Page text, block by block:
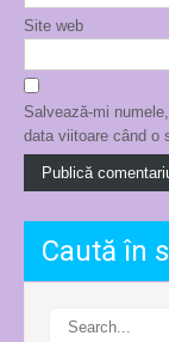
Site web
Salvează-mi
data viitoare când o
Caută în